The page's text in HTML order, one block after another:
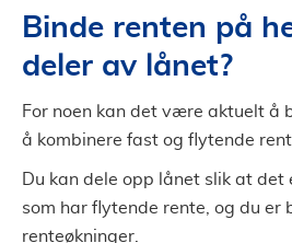
Binde renten på
deler av lånet?
For noen kan det være aktuelt å
å kombinere fast og flytende
Du kan dele opp lånet slik at det
som har flytende rente, og du er
renteøkninger.